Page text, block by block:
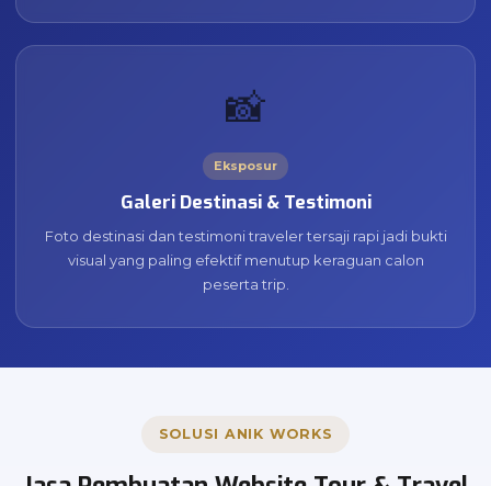
📸
Eksposur
Galeri Destinasi & Testimoni
Foto destinasi dan testimoni traveler tersaji rapi jadi bukti
visual yang paling efektif menutup keraguan calon
peserta trip.
SOLUSI ANIK WORKS